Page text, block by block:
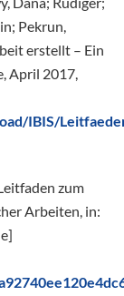
Pekrun,
erstellt – Ein
April 2017,
IBIS/
zum
Arbeiten, in: